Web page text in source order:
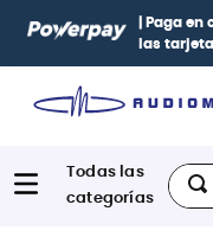
| Paga en
las